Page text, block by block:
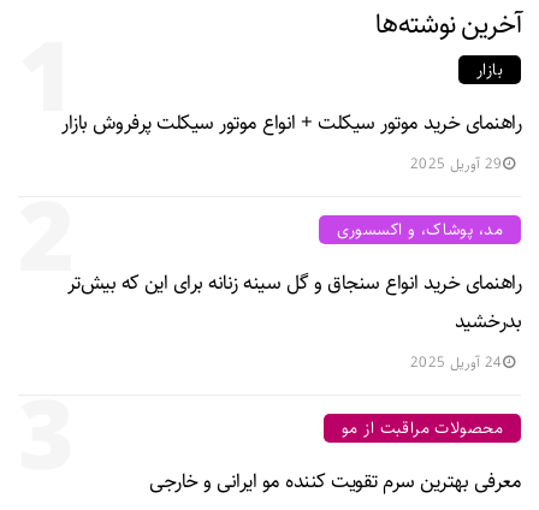
آخرین نوشته‌ها 1 بازار
راهنمای خرید موتور سیکلت + انواع موتور سیکلت پرفروش بازار
29 آوریل 2025
2 مد، پوشاک، و اکسسوری
راهنمای خرید انواع سنجاق و گل سینه زنانه برای این که بیش‌تر
بدرخشید
24 آوریل 2025
محصولات مراقبت از مو
معرفی بهترین سرم تقویت کننده مو ایرانی و خارجی